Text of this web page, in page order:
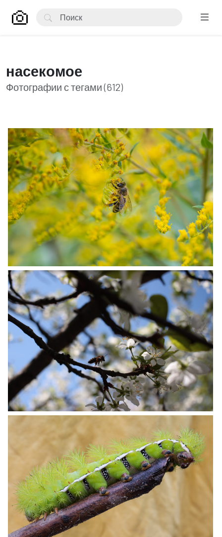
насекомое
Фотографии с тегами (612)